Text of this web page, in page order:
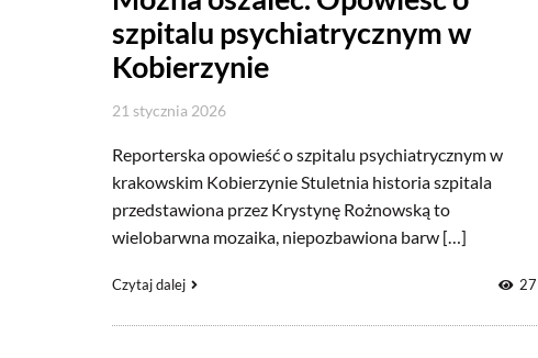
szpitalu psychiatrycznym w
Kobierzynie
21 stycznia 2026
Reporterska opowieść o szpitalu psychiatrycznym w
krakowskim Kobierzynie Stuletnia historia szpitala
przedstawiona przez Krystynę Rożnowską to
wielobarwna mozaika, niepozbawiona barw […]
Czytaj dalej 27